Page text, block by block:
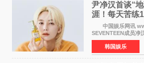
尹净汉首谈“
涯！每天苦练
靠成员撑过来
中国娱乐网讯 www
SEVENTEEN成员净
道前的残酷练习生经
娱乐，引发广泛关
TBS综艺节目《周
韩国娱乐